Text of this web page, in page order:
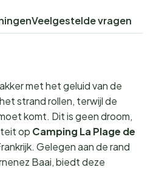
Veelgestelde vragen
met het geluid van de
strand rollen, terwijl de
komt. Dit is geen droom,
op Camping La Plage de
Gelegen aan de rand
Baai, biedt deze